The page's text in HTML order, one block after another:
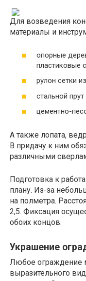
Для возведения
материалы и
опорные
пластиковые
рулон сетки
стальной
цементно-
А также лопата,
В придачу к ним
различными
Подготовка к
плану. Из-за
на полметра.
2,5. Фиксация
обоих концов.
Украшение
Любое ограждение
выразительного